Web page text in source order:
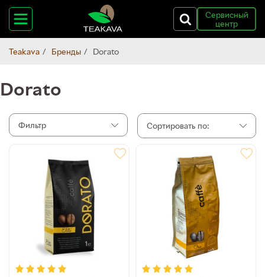
Сервисный
центр
Teakava Бренды Dorato
Dorato
Фильтр Сортировать по: